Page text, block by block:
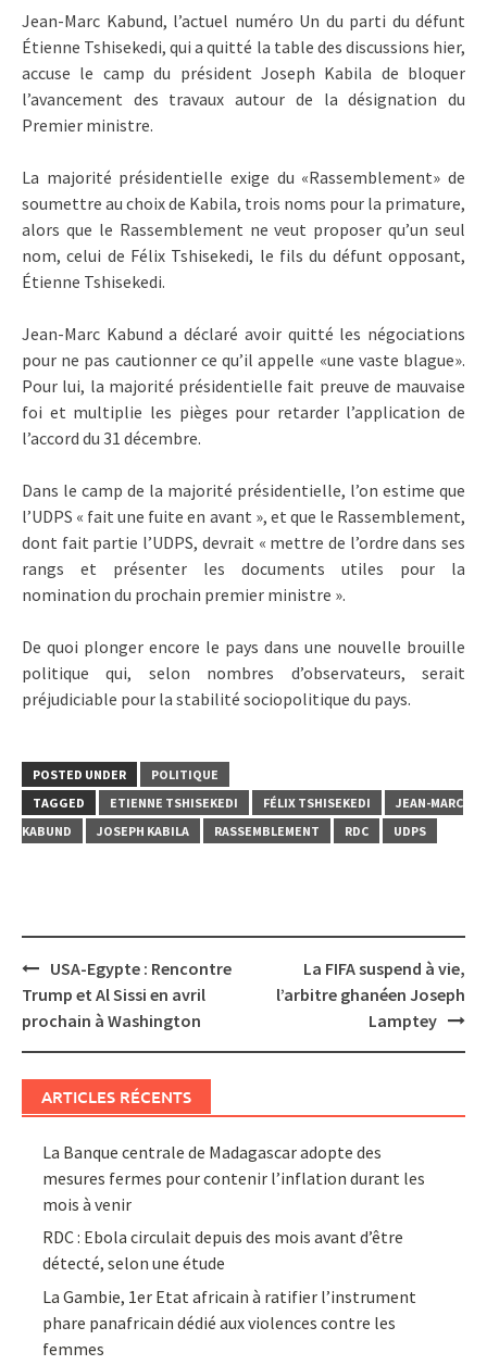
Jean-Marc Kabund, l’actuel numéro Un du parti du défunt
Étienne Tshisekedi, qui a quitté la table des discussions hier,
accuse le camp du président Joseph Kabila de bloquer
l’avancement des travaux autour de la désignation du
Premier ministre.
La majorité présidentielle exige du «Rassemblement» de
soumettre au choix de Kabila, trois noms pour la primature,
alors que le Rassemblement ne veut proposer qu’un seul
nom, celui de Félix Tshisekedi, le fils du défunt opposant,
Étienne Tshisekedi.
Jean-Marc Kabund a déclaré avoir quitté les négociations
pour ne pas cautionner ce qu’il appelle «une vaste blague».
Pour lui, la majorité présidentielle fait preuve de mauvaise
foi et multiplie les pièges pour retarder l’application de
l’accord du 31 décembre.
Dans le camp de la majorité présidentielle, l’on estime que
l’UDPS « fait une fuite en avant », et que le Rassemblement,
dont fait partie l’UDPS, devrait « mettre de l’ordre dans ses
rangs et présenter les documents utiles pour la
nomination du prochain premier ministre ».
De quoi plonger encore le pays dans une nouvelle brouille
politique qui, selon nombres d’observateurs, serait
préjudiciable pour la stabilité sociopolitique du pays.
POSTED UNDER
POLITIQUE
TAGGED
ETIENNE TSHISEKEDI FÉLIX TSHISEKEDI
JEAN-MARC
KABUND
JOSEPH KABILA RASSEMBLEMENT RDC UDPS
Post
navigation
USA-Egypte : Rencontre
Trump et Al Sissi en avril
prochain à Washington
La FIFA suspend à vie,
l’arbitre ghanéen Joseph
Lamptey
ARTICLES RÉCENTS
La Banque centrale de Madagascar adopte des
mesures fermes pour contenir l’inflation durant les
mois à venir
RDC : Ebola circulait depuis des mois avant d’être
détecté, selon une étude
La Gambie, 1er Etat africain à ratifier l’instrument
phare panafricain dédié aux violences contre les
femmes